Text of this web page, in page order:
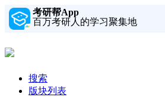
考研帮App
百万考研人的学习聚集地
搜索
版块列表